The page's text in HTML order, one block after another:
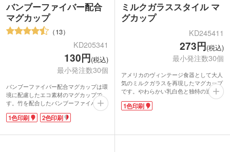
バンブーファイバー配合
マグカップ
13
KD205341
130円(税込)
最小発注数30個
バンブーファイバー配合マグカップは環
境に配慮したエコ素材のマグカップで
す。竹を配合したバンブーファイバー樹
脂を使用しています。安価で軽量、割れ
にくく繰り返し使えるのが魅力です。マ
環境保護に貢献できる素材で作られてい
1色印刷 2色印刷
ミルクガラススタイル マ
グカップ
KD245411
273円(税込)
最小発注数30個
アメリカのヴィンテージ食器として大人
気のミルクガラスを再現したマグカップ
です。やわらかい乳白色と独特の透け感
がまるで本物！丈夫で軽量なポリプロピ
レン製なので、お子様でも安心して使え
1色印刷